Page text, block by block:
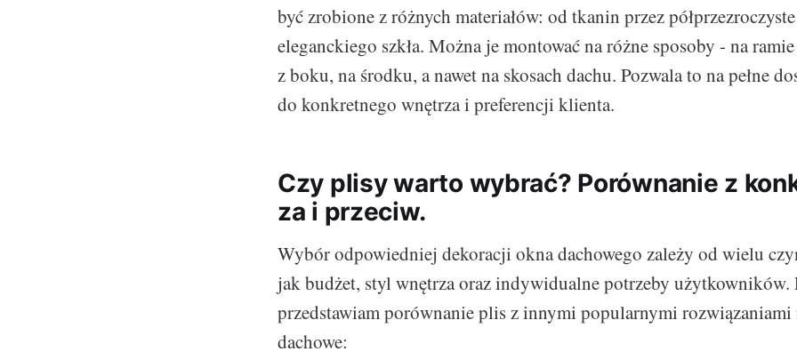
być zrobione z różnych materiałów: od tkanin przez
eleganckiego szkła. Można je montować na różne sposoby - na
z boku, na środku, a nawet na skosach dachu. Pozwala to na pełne
do konkretnego wnętrza i preferencji klienta.
Czy plisy warto wybrać? Porównanie z
za i przeciw.
Wybór odpowiedniej dekoracji okna dachowego zależy od wielu
jak budżet, styl wnętrza oraz indywidualne potrzeby użytkowników.
przedstawiam porównanie plis z innymi popularnymi rozwiązaniami
dachowe: